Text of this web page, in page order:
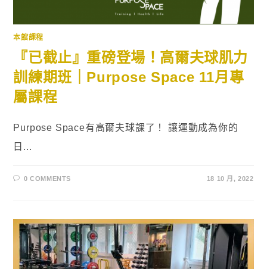
本館課程
『已截止』重磅登場！高爾夫球肌力
訓練期班｜Purpose Space 11月專
屬課程
Purpose Space有高爾夫球課了！ 讓運動成為你的
日...
0 COMMENTS 18 10 月, 2022